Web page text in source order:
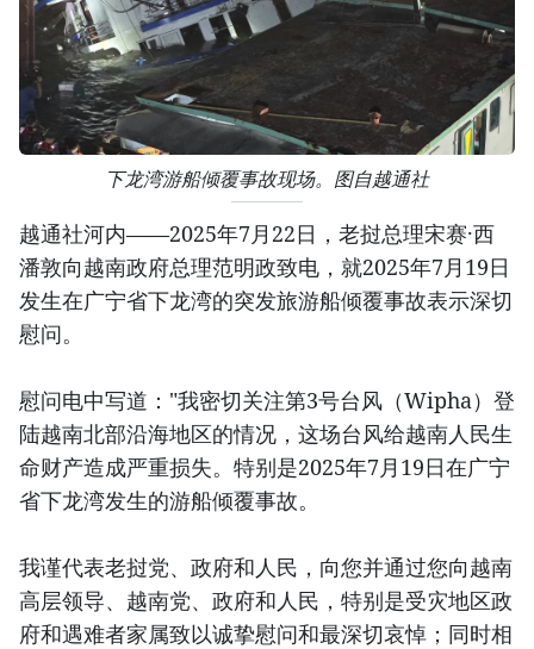
下龙湾游船倾覆事故现场。图自越通社
越通社河内——2025年7月22日，老挝总理宋赛·西
潘敦向越南政府总理范明政致电，就2025年7月19日
发生在广宁省下龙湾的突发旅游船倾覆事故表示深切
慰问。
慰问电中写道："我密切关注第3号台风（Wipha）登
陆越南北部沿海地区的情况，这场台风给越南人民生
命财产造成严重损失。特别是2025年7月19日在广宁
省下龙湾发生的游船倾覆事故。
我谨代表老挝党、政府和人民，向您并通过您向越南
高层领导、越南党、政府和人民，特别是受灾地区政
府和遇难者家属致以诚挚慰问和最深切哀悼；同时相